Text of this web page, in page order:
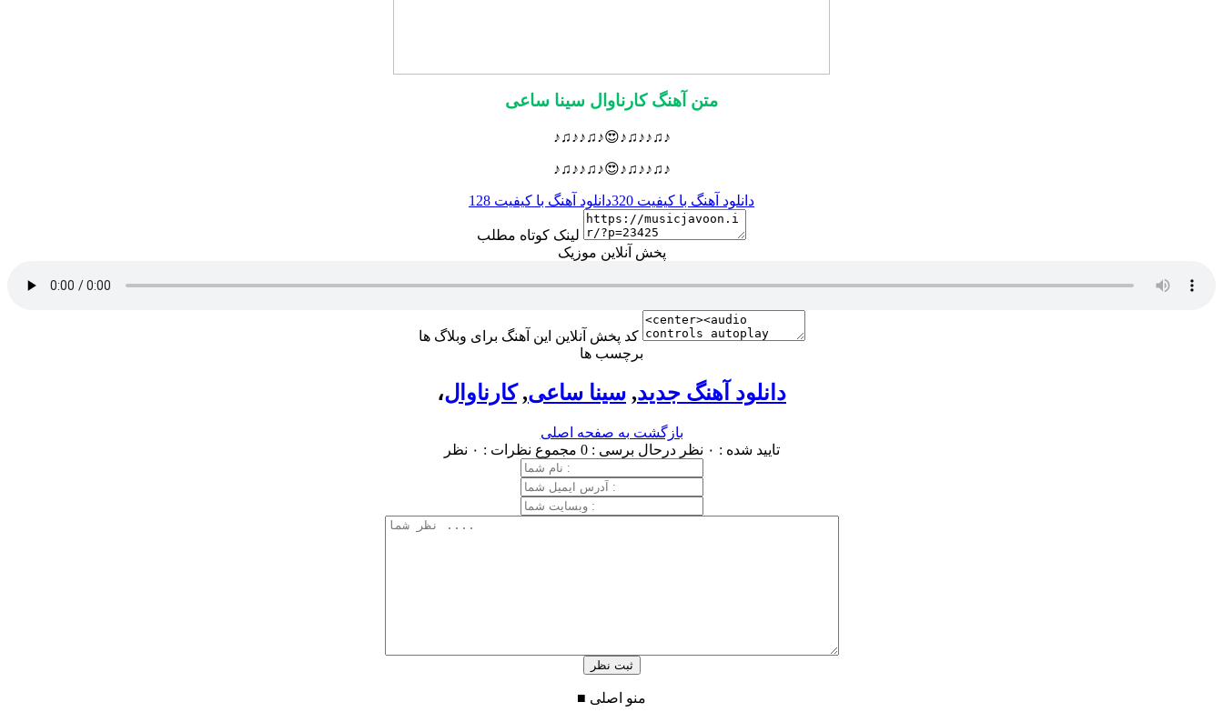
متن آهنگ کارناوال سینا ساعی
♪♫♪♪♫♪😍♪♫♪♪♫♪
♪♫♪♪♫♪😍♪♫♪♪♫♪
دانلود آهنگ با کیفیت 320 دانلود آهنگ با کیفیت 128
لینک کوتاه مطلب
پخش آنلاین موزیک
کد پخش آنلاین این آهنگ برای وبلاگ ها
برچسب ها
، دانلود آهنگ جدید, سینا ساعی,کارناوال
بازگشت به صفحه اصلی
تایید شده : ۰ نظر
درحال برسی : 0 مجموع نظرات : ۰ نظر
■ منو اصلی